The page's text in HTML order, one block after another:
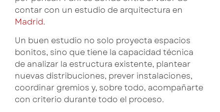
contar con un estudio de arquitectura en
Madrid.
Un buen estudio no solo proyecta espacios
bonitos, sino que tiene la capacidad técnica
de analizar la estructura existente, plantear
nuevas distribuciones, prever instalaciones,
coordinar gremios y, sobre todo, acompañarte
con criterio durante todo el proceso.